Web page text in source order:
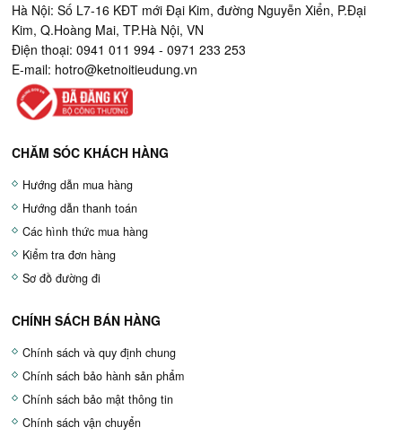
Hà Nội: Số L7-16 KĐT mới Đại Kim, đường Nguyễn Xiển, P.Đại
Kim, Q.Hoàng Mai, TP.Hà Nội, VN
Điện thoại: 0941 011 994 - 0971 233 253
E-mail: hotro@ketnoitieudung.vn
CHĂM SÓC KHÁCH HÀNG
Hướng dẫn mua hàng
Hướng dẫn thanh toán
Các hình thức mua hàng
Kiểm tra đơn hàng
Sơ đồ đường đi
CHÍNH SÁCH BÁN HÀNG
Chính sách và quy định chung
Chính sách bảo hành sản phẩm
Chính sách bảo mật thông tin
Chính sách vận chuyển